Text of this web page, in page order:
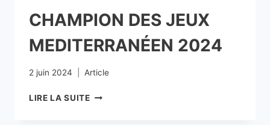
CHAMPION DES JEUX
MEDITERRANÉEN 2024
2 juin 2024 Article
LIRE LA SUITE